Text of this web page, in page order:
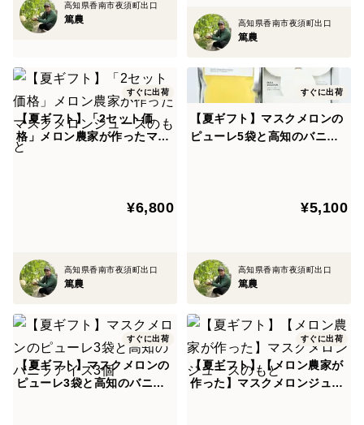
有量がトップクラス！
制、
安眠効果、血圧上昇の抑制効果などがあると言われてい
ます。
又、年を取るに従って体内中のGABAの量は減るようで
があると言われていますので、
ます。
が残るメロンに育てています。
私達のメロン栽培について
高知県香南市夜須町出口
篤農 高知県香南市夜須町出口
篤農
すぐに出荷
【夏ギフト】「2セット価
格」メロン農家が作ったマス
クメロンジュースのもと
¥6,800
高知県香南市夜須町出口
篤農
すぐに出荷
【夏ギフト】マスクメロンの
ピューレ5袋と高知のバニラ
¥5,100
高知県香南市夜須町出口
篤農
すぐに出荷
【夏ギフト】マスクメロンの
ピューレ3袋と高知のバニラ
すぐに出荷
【夏ギフト】【メロン農家が
作った】マスクメロンジュー